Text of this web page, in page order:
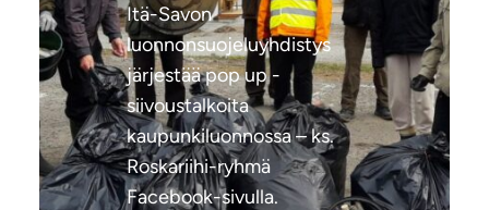
Itä-Savon
luonnonsuojeluyhdistys
järjestää pop up -
siivoustalkoita
kaupunkiluonnossa – ks.
Roskariihi-ryhmä
Facebook-sivulla.